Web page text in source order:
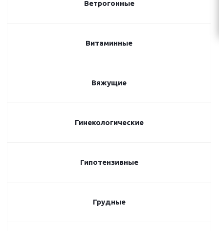
Ветрогонные
Витаминные
Вяжущие
Гинекологические
Гипотензивные
Грудные